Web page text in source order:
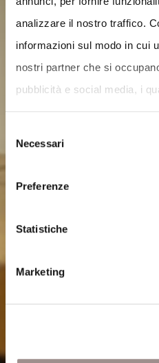
analizzare il nostro traffico.
informazioni sul modo in cui
nostri partner che si
pubblicità e social media, i
del
Necessari
Preferenze
Statistiche
Marketing